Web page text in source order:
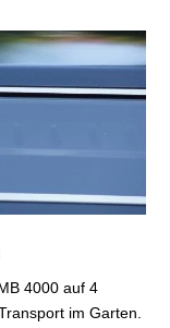
4000 auf 4
im Garten.